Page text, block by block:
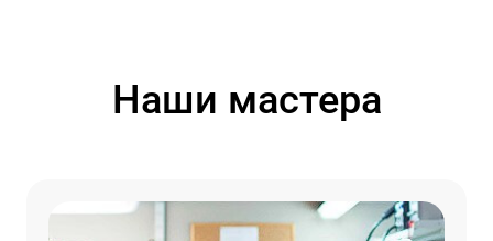
Наши мастера